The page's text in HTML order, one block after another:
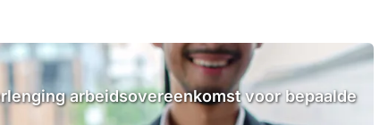
arbeidsovereenkomst voor bepaalde